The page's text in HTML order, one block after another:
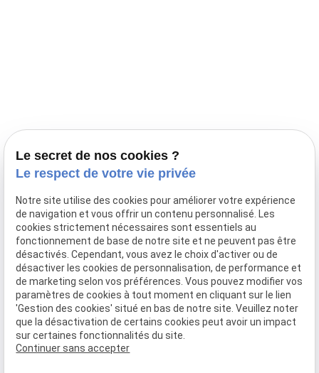
03 28 68 82 00
06 80 84 45 90
Adresse
10, chemin de Cassel
59470 BOLLEZEELE
Horaires
09:00 - 17:00
Lundi - Samedi
Le secret de nos cookies ?
Le respect de votre vie privée
Notre site utilise des cookies pour améliorer votre expérience
de navigation et vous offrir un contenu personnalisé. Les
cookies strictement nécessaires sont essentiels au
fonctionnement de base de notre site et ne peuvent pas être
désactivés. Cependant, vous avez le choix d'activer ou de
désactiver les cookies de personnalisation, de performance et
de marketing selon vos préférences. Vous pouvez modifier vos
paramètres de cookies à tout moment en cliquant sur le lien
'Gestion des cookies' situé en bas de notre site. Veuillez noter
que la désactivation de certains cookies peut avoir un impact
sur certaines fonctionnalités du site.
Continuer sans accepter